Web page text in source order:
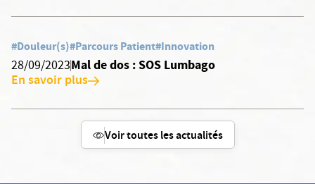
#Douleur(s)#Parcours Patient#Innovation
28/09/2023Mal de dos : SOS Lumbago
En savoir plus
Voir toutes les actualités